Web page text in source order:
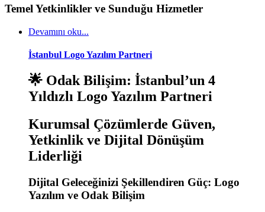
Temel Yetkinlikler ve Sunduğu Hizmetler
Devamını oku...
İstanbul Logo Yazılım Partneri
🌟 Odak Bilişim: İstanbul’un 4
Yıldızlı Logo Yazılım Partneri
Kurumsal Çözümlerde Güven,
Yetkinlik ve Dijital Dönüşüm
Liderliği
Dijital Geleceğinizi Şekillendiren Güç: Logo
Yazılım ve Odak Bilişim